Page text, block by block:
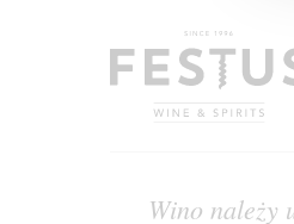
Wino należy